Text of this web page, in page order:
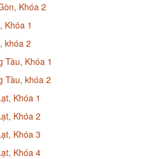
Khóa 2
Khóa 1
khóa 2
Tàu, Khóa 1
Tàu, khóa 2
Khóa 1
Khóa 2
Khóa 3
Khóa 4